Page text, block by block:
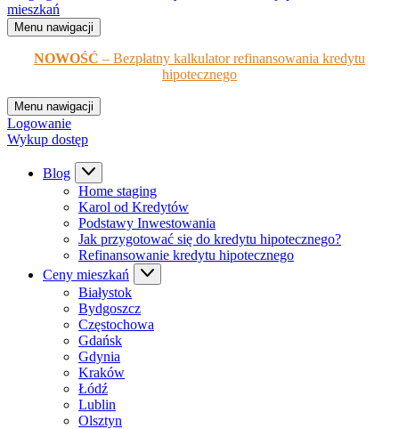
Menu nawigacji
NOWOŚĆ – Bezpłatny kalkulator refinansowania kredytu
hipotecznego
Menu nawigacji
Logowanie
Wykup dostęp
Blog
Home staging
Karol od Kredytów
Podstawy Inwestowania
Jak przygotować się do kredytu hipotecznego?
Refinansowanie kredytu hipotecznego
Ceny mieszkań
Białystok
Bydgoszcz
Częstochowa
Gdańsk
Gdynia
Kraków
Łódź
Lublin
Olsztyn